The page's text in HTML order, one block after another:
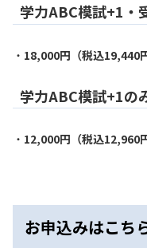
学力ABC模試+1
・ 18,000円（税込19,440円
学力ABC模試+1の
・ 12,000円（税込12,960円
お申込みはこち